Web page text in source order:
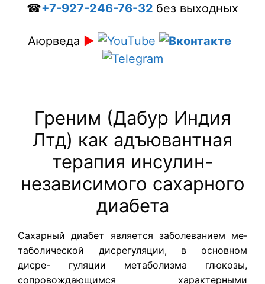
☎+7-927-246-76-32 без выходных
Аюрведа ►
Греним (Дабур Индия
Лтд) как адъювантная
терапия инсулин-
независимого сахарного
диабета
Сахарный диабет является заболеванием ме­
таболической дисрегуляции, в основном
дисре- гуляции метаболизма глюкозы,
сопровождаю­щимся характерными